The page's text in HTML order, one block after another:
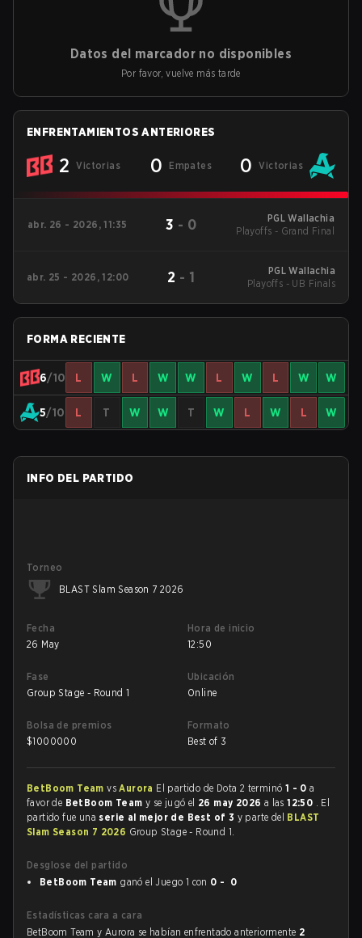
Datos del marcador no disponibles
Por favor, vuelve más tarde
ENFRENTAMIENTOS ANTERIORES
2 Victorias 0 Empates 0 Victorias
abr. 26 - 2026, 11:35 3 - 0
PGL Wallachia
Playoffs - Grand Final
abr. 25 - 2026, 12:00 2 - 1
PGL Wallachia
Playoffs - UB Finals
FORMA RECIENTE
6/10 L W L W W L W L W W
5/10 L T W W T W L W L W
INFO DEL PARTIDO
Torneo
BLAST Slam Season 7 2026
Fecha
26 May
Hora de inicio
12:50
Fase
Group Stage - Round 1
Ubicación
Online
Bolsa de premios
$1000000
Formato
Best of 3
BetBoom TeamvsAurora El partido de Dota 2 terminó 1 - 0 a
favor de BetBoom Team y se jugó el 26 may 2026 a las12:50 . El
partido fue una serie al mejor de Best of 3 y parte del BLAST
Slam Season 7 2026 Group Stage - Round 1.
Desglose del partido
BetBoom Team ganó el Juego 1 con 0 - 0
Estadísticas cara a cara
BetBoom Team y Aurora se habían enfrentado anteriormente 2